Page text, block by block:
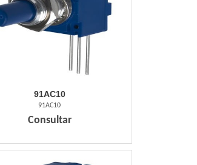
91AC10
91AC10
Consultar